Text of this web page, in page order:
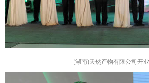
(湖南)天然产物有限公司开业